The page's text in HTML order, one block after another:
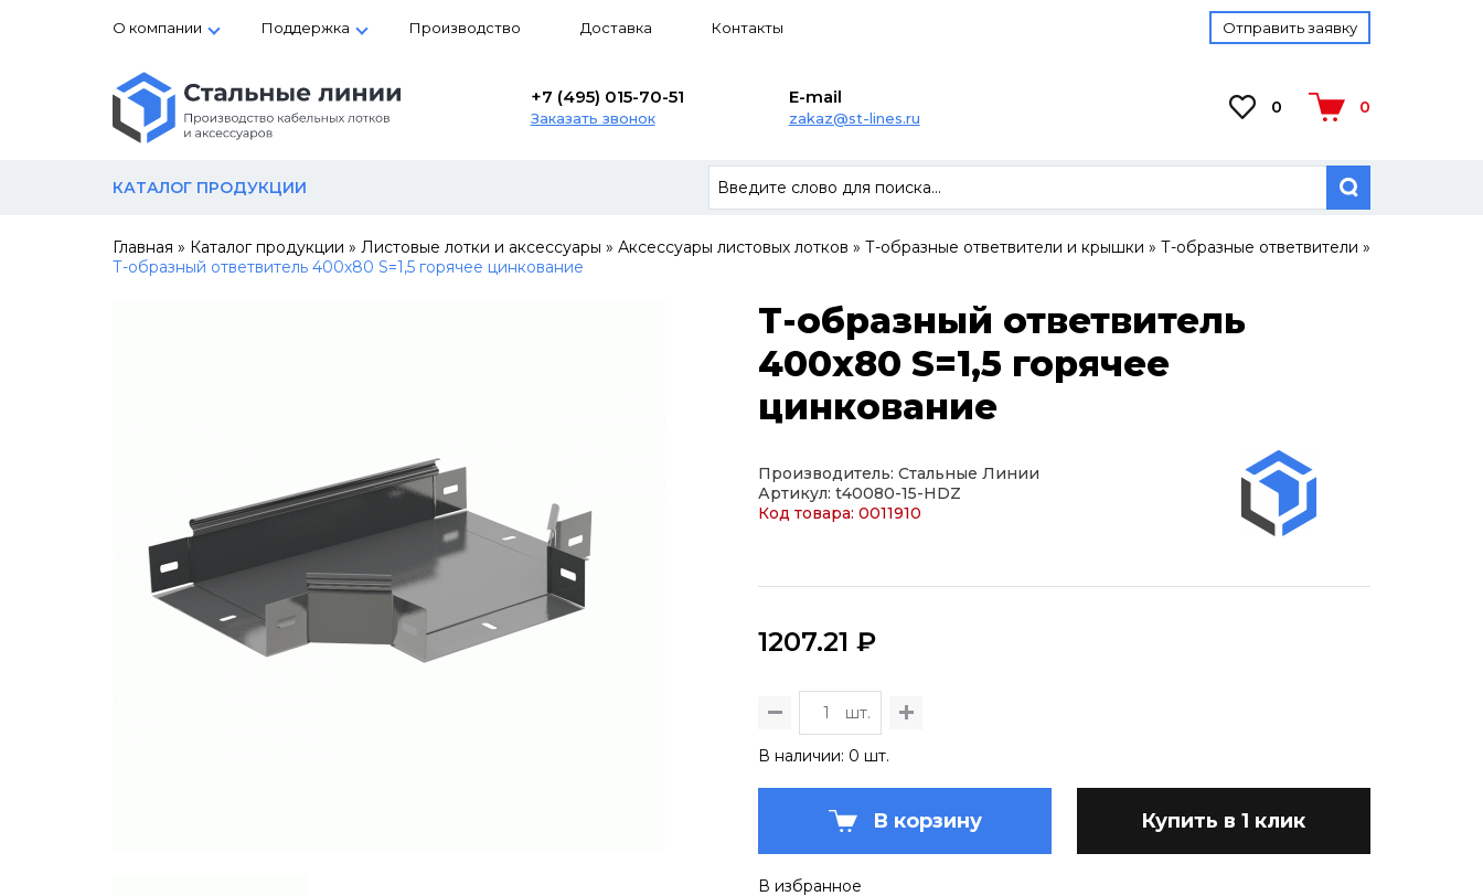
О компании Поддержка Производство Доставка Контакты Отправить заявку
+7 (495) 015-70-51
Заказать звонок
E-mail
zakaz@st-lines.ru
0 0
КАТАЛОГ ПРОДУКЦИИ
Главная » Каталог продукции » Листовые лотки и аксессуары » Аксессуары листовых лотков » Т-образные ответвители и крышки » Т-образные ответвители »
Т-образный ответвитель 400х80 S=1,5 горячее цинкование
Т-образный ответвитель
400х80 S=1,5 горячее
цинкование
Производитель: Стальные Линии
Артикул: t40080-15-HDZ
Код товара: 0011910
1207.21 ₽
шт.
В наличии: 0 шт.
В корзину Купить в 1 клик
В избранное